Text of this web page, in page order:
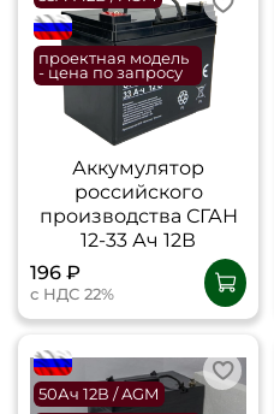
flagRU
проектная модель
- цена по запросу
Аккумулятор
российского
производства СГАН
12-33 Ач 12В
196 ₽
с НДС 22%
flagRU
50Ач 12В / AGM